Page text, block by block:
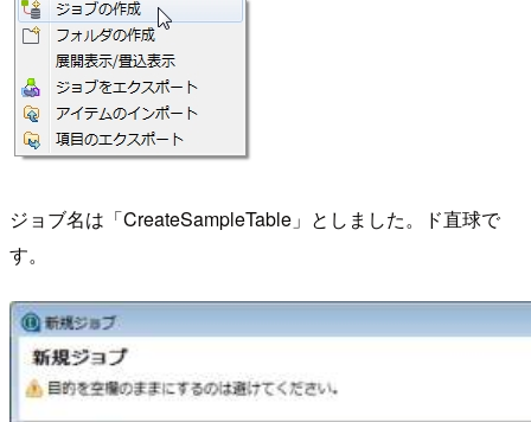
ジョブ名は「CreateSampleTable」としました。ド直球で
す。